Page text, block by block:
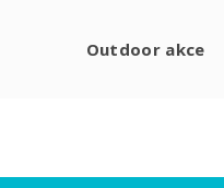
Outdoor akce